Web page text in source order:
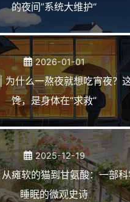
的夜间”系统大维护“
2026-01-01
为什么一熬夜就想吃宵夜？
馋，是身体在“求救”
2025-12-19
瘫软的猫到甘氨酸：一部科
睡眠的微观史诗